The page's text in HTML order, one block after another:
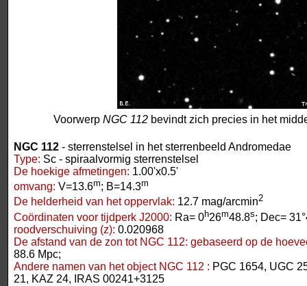
Voorwerp NGC 112 bevindt zich precies in het
NGC 112 - sterrenstelsel in het sterrenbeeld Andromedae
Type: Sc - spiraalvormig sterrenstelsel
De hoekige afmetingen: 1.00'x0.5'
omvang: V=13.6m; B=14.3m
De helderheid van het oppervlak: 12.7 mag/arcmin2
Coördinaten voor tijdperk J2000: Ra= 0h26m48.8s; Dec=
roodverschuiving (z): 0.020968
De afstand van de zon tot NGC 112: gebaseerd op de
88.6 Mpc;
Andere namen van het object NGC 112 : PGC 1654, UGC
21, KAZ 24, IRAS 00241+3125